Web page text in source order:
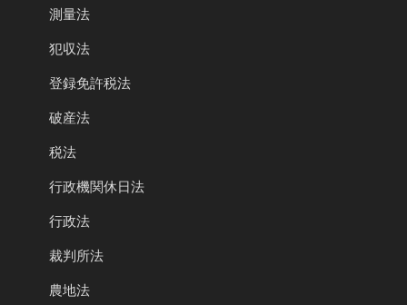
測量法
犯収法
登録免許税法
破産法
税法
行政機関休日法
行政法
裁判所法
農地法